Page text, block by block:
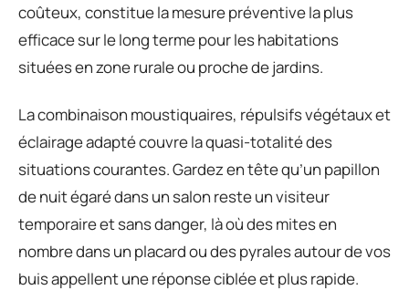
coûteux, constitue la mesure préventive la plus
efficace sur le long terme pour les habitations
situées en zone rurale ou proche de jardins.
La combinaison moustiquaires, répulsifs végétaux et
éclairage adapté couvre la quasi-totalité des
situations courantes. Gardez en tête qu’un papillon
de nuit égaré dans un salon reste un visiteur
temporaire et sans danger, là où des mites en
nombre dans un placard ou des pyrales autour de vos
buis appellent une réponse ciblée et plus rapide.